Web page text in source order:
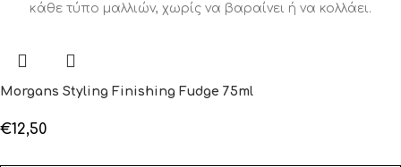
κάθε τύπο μαλλιών, χωρίς να βαραίνει ή να κολλάει.
Morgans Styling Finishing Fudge 75ml
€12,50